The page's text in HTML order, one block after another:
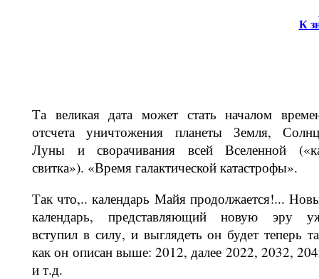
К
Та великая дата может стать началом
отсчета уничтожения планеты Земля,
Луны и сворачивания всей Вселенной
свитка»). «Время галактической катастрофы».
Так что,.. календарь Майя продолжа­ется!...
календарь, представляю­щий новую эру
вступил в силу, и выглядеть он будет теперь
как он описан выше: 2012, далее 2022, 2032,
и т.д.